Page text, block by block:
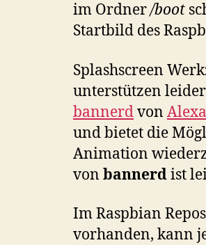
im Ordner/boot
Startbild des
Splashscreen
unterstützen
bannerdvon
und bietet die
Animation
von bannerdist
Im Raspbian
vorhanden, kann